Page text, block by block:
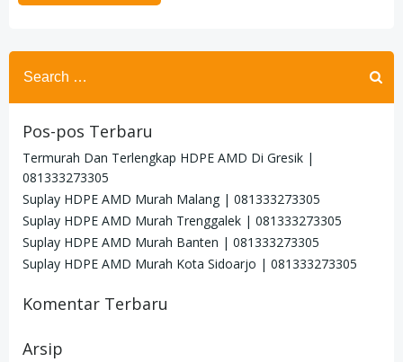
Search
for:
Pos-pos Terbaru
Termurah Dan Terlengkap HDPE AMD Di Gresik |
081333273305
Suplay HDPE AMD Murah Malang | 081333273305
Suplay HDPE AMD Murah Trenggalek | 081333273305
Suplay HDPE AMD Murah Banten | 081333273305
Suplay HDPE AMD Murah Kota Sidoarjo | 081333273305
Komentar Terbaru
Arsip